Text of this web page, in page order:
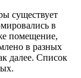
существует
в
помещение,
в разных
далее. Список